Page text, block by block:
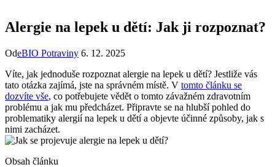
Alergie na lepek u dětí: Jak ji rozpoznat?
OdeBIO Potraviny 6. 12. 2025
Víte, jak jednoduše rozpoznat alergie na lepek u dětí? Jestliže vás
tato otázka zajímá, jste na správném místě. V tomto článku se
dozvíte vše, co potřebujete vědět o tomto závažném zdravotním
problému a jak mu předcházet. Připravte se na hlubší pohled do
problematiky alergií na lepek u dětí a objevte účinné způsoby, jak s
nimi zacházet.
Obsah článku